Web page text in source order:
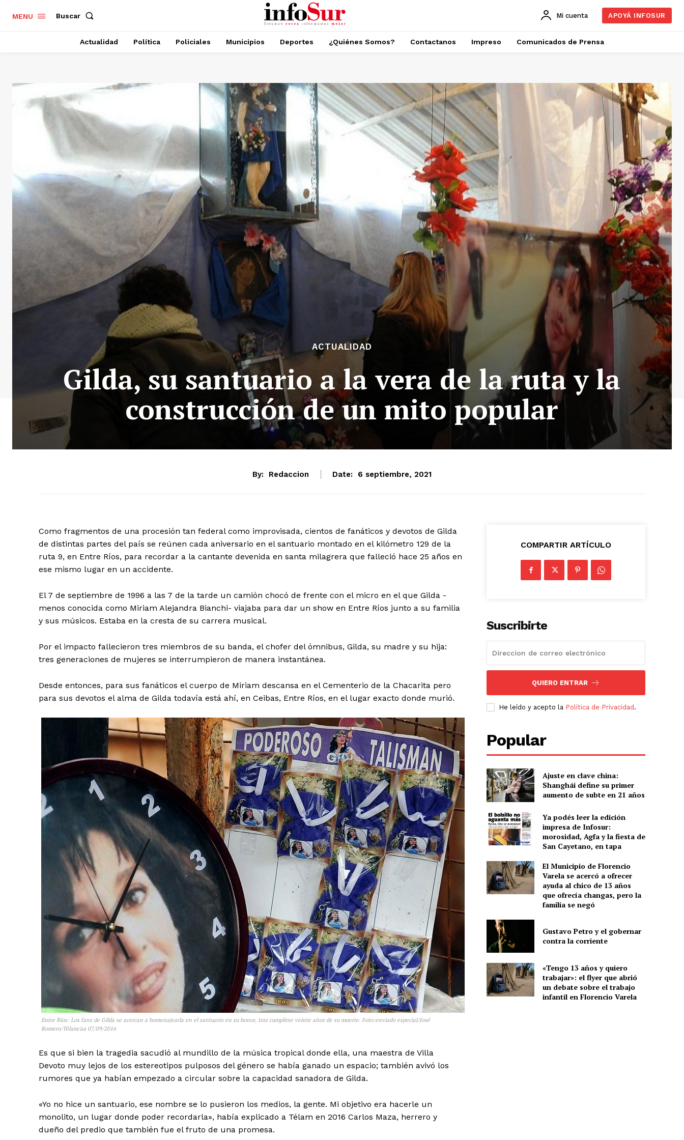
MENU Buscar Mi cuenta APOYÁ INFOSUR
Actualidad Política Policiales Municipios Deportes ¿Quiénes Somos? Contactanos Impreso Comunicados de Prensa
ACTUALIDAD
Gilda, su santuario a la vera de la ruta y la
construcción de un mito popular
By: Redaccion Date: 6 septiembre, 2021
Como fragmentos de una procesión tan federal como improvisada, cientos de fanáticos y devotos de Gilda
de distintas partes del país se reúnen cada aniversario en el santuario montado en el kilómetro 129 de la
ruta 9, en Entre Ríos, para recordar a la cantante devenida en santa milagrera que falleció hace 25 años en
ese mismo lugar en un accidente.
El 7 de septiembre de 1996 a las 7 de la tarde un camión chocó de frente con el micro en el que Gilda -
menos conocida como Miriam Alejandra Bianchi- viajaba para dar un show en Entre Ríos junto a su familia
y sus músicos. Estaba en la cresta de su carrera musical.
Por el impacto fallecieron tres miembros de su banda, el chofer del ómnibus, Gilda, su madre y su hija:
tres generaciones de mujeres se interrumpieron de manera instantánea.
Desde entonces, para sus fanáticos el cuerpo de Miriam descansa en el Cementerio de la Chacarita pero
para sus devotos el alma de Gilda todavía está ahí, en Ceibas, Entre Ríos, en el lugar exacto donde murió.
Entre Ríos: Los fans de Gilda se acercan a homenajearla en el santuario en su honor, tras cumplirse veinte años de su muerte. Foto:enviado especial/José
Romero/Télam/aa 07/09/2016
Es que si bien la tragedia sacudió al mundillo de la música tropical donde ella, una maestra de Villa
Devoto muy lejos de los estereotipos pulposos del género se había ganado un espacio; también avivó los
rumores que ya habían empezado a circular sobre la capacidad sanadora de Gilda.
«Yo no hice un santuario, ese nombre se lo pusieron los medios, la gente. Mi objetivo era hacerle un
monolito, un lugar donde poder recordarla», había explicado a Télam en 2016 Carlos Maza, herrero y
dueño del predio que también fue el fruto de una promesa.
COMPARTIR ARTÍCULO
Suscribirte
QUIERO ENTRAR
He leído y acepto la Política de Privacidad .
Popular
Ajuste en clave china:
Shanghái define su primer
aumento de subte en 21 años
Ya podés leer la edición
impresa de Infosur:
morosidad, Agfa y la fiesta de
San Cayetano, en tapa
El Municipio de Florencio
Varela se acercó a ofrecer
ayuda al chico de 13 años
que ofrecía changas, pero la
familia se negó
Gustavo Petro y el gobernar
contra la corriente
«Tengo 13 años y quiero
trabajar»: el flyer que abrió
un debate sobre el trabajo
infantil en Florencio Varela